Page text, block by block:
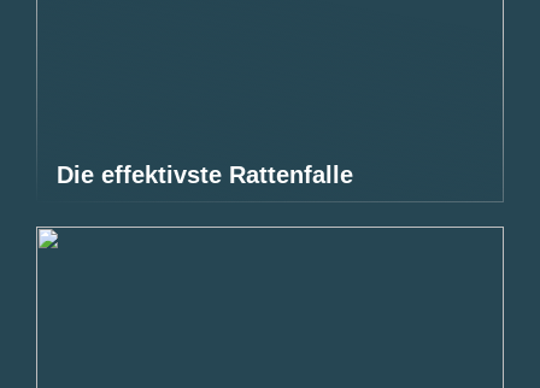
Die effektivste Rattenfalle